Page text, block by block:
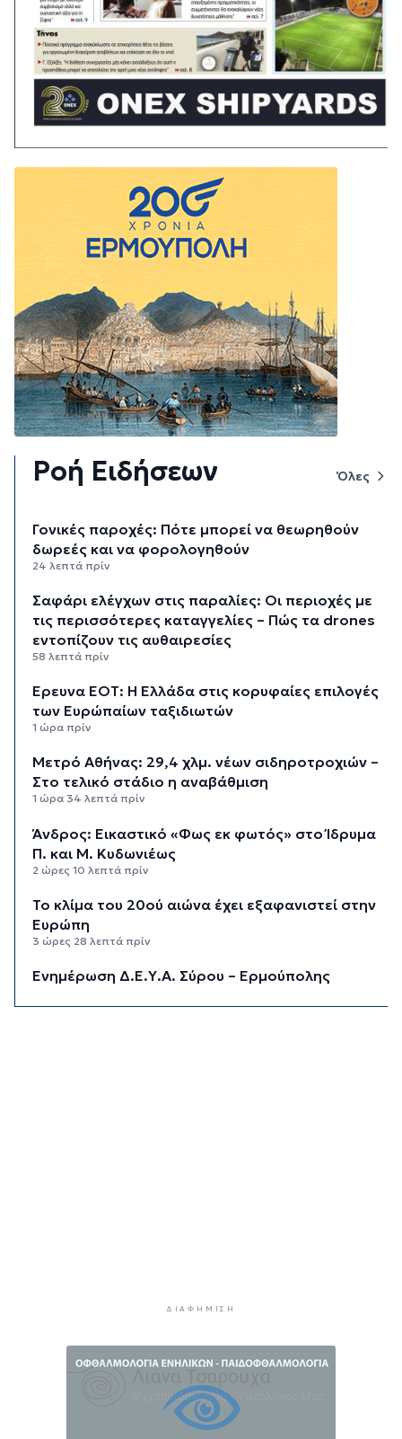
Ροή Ειδήσεων Όλες
Γονικές παροχές: Πότε μπορεί να θεωρηθούν
δωρεές και να φορολογηθούν
24 λεπτά πρίν
Σαφάρι ελέγχων στις παραλίες: Οι περιοχές με
τις περισσότερες καταγγελίες – Πώς τα drones
εντοπίζουν τις αυθαιρεσίες
58 λεπτά πρίν
Έρευνα ΕΟΤ: Η Ελλάδα στις κορυφαίες επιλογές
των Ευρώπαίων ταξιδιωτών
1 ώρα πρίν
Μετρό Αθήνας: 29,4 χλμ. νέων σιδηροτροχιών –
Στο τελικό στάδιο η αναβάθμιση
1 ώρα 34 λεπτά πρίν
Άνδρος: Εικαστικό «Φως εκ φωτός» στο Ίδρυμα
Π. και Μ. Κυδωνιέως
2 ώρες 10 λεπτά πρίν
Το κλίμα του 20ού αιώνα έχει εξαφανιστεί στην
Ευρώπη
3 ώρες 28 λεπτά πρίν
Ενημέρωση Δ.Ε.Υ.Α. Σύρου – Ερμούπολης
Ερμούπολιν! Η ιστορία ζωντανεύει
6 ώρες 14 λεπτά πρίν
ΔΙΑΦΉΜΙΣΗ